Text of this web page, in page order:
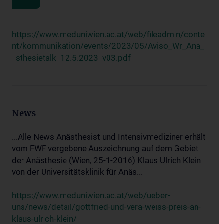
https://www.meduniwien.ac.at/web/fileadmin/conte
nt/kommunikation/events/2023/05/Aviso_Wr_Ana_
_sthesietalk_12.5.2023_v03.pdf
News
...Alle News Anästhesist und Intensivmediziner erhält
vom FWF vergebene Auszeichnung auf dem Gebiet
der Anästhesie (Wien, 25-1-2016) Klaus Ulrich Klein
von der Universitätsklinik für Anäs...
https://www.meduniwien.ac.at/web/ueber-
uns/news/detail/gottfried-und-vera-weiss-preis-an-
klaus-ulrich-klein/